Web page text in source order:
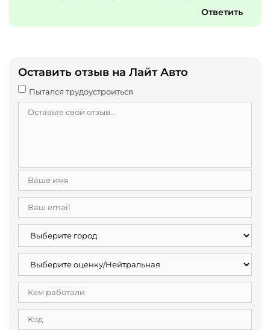
Ответить
Оставить отзыв на Лайт Авто
Пытался трудоустроиться